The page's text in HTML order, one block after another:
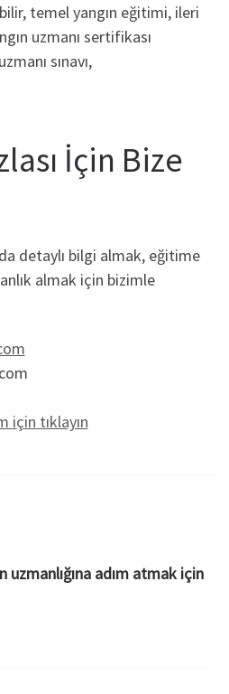
temel yangın eğitimi, ileri
uzmanı sertifikası
sınavı,
İçin Bize
detaylı bilgi almak, eğitime
almak için bizimle
için tıklayın
uzmanlığına adım atmak için